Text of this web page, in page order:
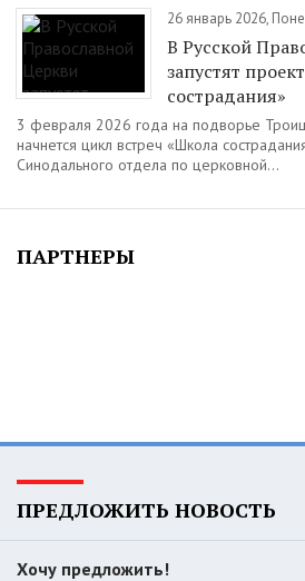
26 январь 2026,
В Русской
запустят
сострадания»
3 февраля 2026 года на подворье
начнется цикл встреч «Школа
Синодального отдела по церковной...
ПАРТНЕРЫ
ПРЕДЛОЖИТЬ НОВОСТЬ
Хочу предложить!